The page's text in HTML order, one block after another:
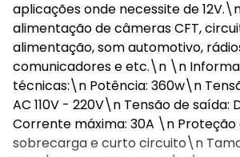
aplicações onde necessite de
alimentação de câmeras CFT,
alimentação, som automotivo,
comunicadores e etc.\n \n
técnicas:\n Potência: 360w\n
AC 110V - 220V\n Tensão de saída:
Corrente máxima: 30A \n
sobrecarga e curto circuito\n